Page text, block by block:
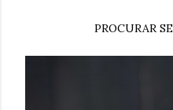
PROCURAR